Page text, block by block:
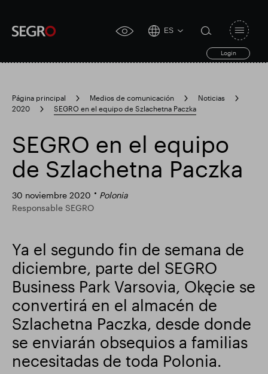
accessibility
ES
Login
search
form
Submit
search
Search
Búsqueda popular
Actualización comercial Parque inteligente
toggle
Página principal Medios de comunicación
Noticias
2020
SEGRO en el equipo de Szlachetna Paczka
SEGRO en el equipo
de Szlachetna Paczka
30 noviembre 2020
Polonia
Responsable SEGRO
Ya el segundo fin de semana de
diciembre, parte del SEGRO
Business Park Varsovia, Okęcie se
convertirá en el almacén de
Szlachetna Paczka, desde donde
se enviarán obsequios a familias
necesitadas de toda Polonia.